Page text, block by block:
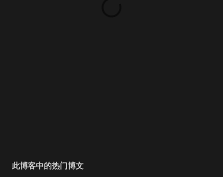
此博客中的热门博文